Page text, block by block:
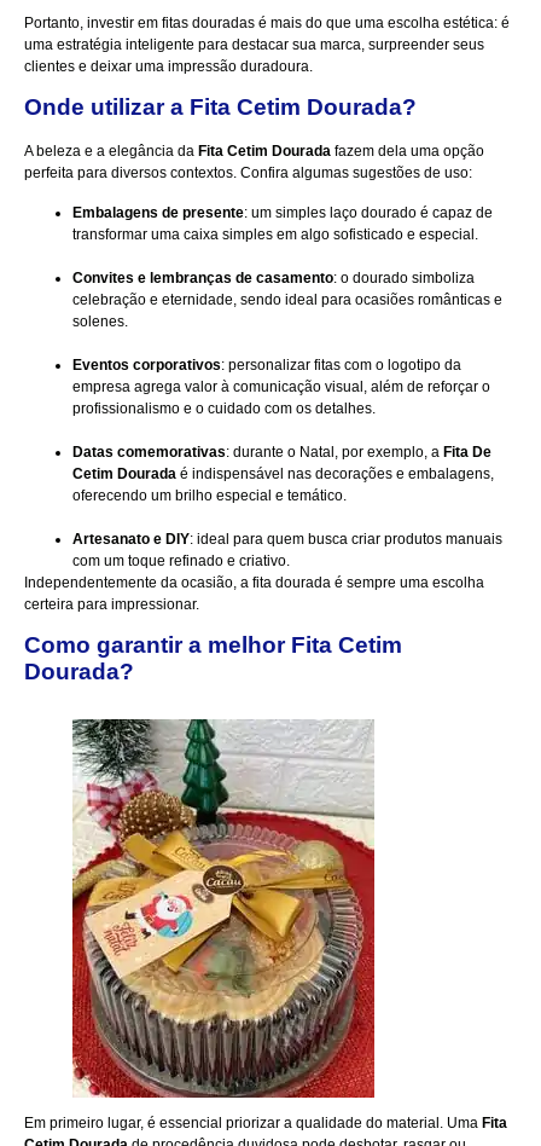
Portanto, investir em fitas douradas é mais do que uma escolha estética: é
uma estratégia inteligente para destacar sua marca, surpreender seus
clientes e deixar uma impressão duradoura.
Onde utilizar a Fita Cetim Dourada?
A beleza e a elegância da Fita Cetim Dourada fazem dela uma opção
perfeita para diversos contextos. Confira algumas sugestões de uso:
Embalagens de presente: um simples laço dourado é capaz de
transformar uma caixa simples em algo sofisticado e especial.
Convites e lembranças de casamento: o dourado simboliza
celebração e eternidade, sendo ideal para ocasiões românticas e
solenes.
Eventos corporativos: personalizar fitas com o logotipo da
empresa agrega valor à comunicação visual, além de reforçar o
profissionalismo e o cuidado com os detalhes.
Datas comemorativas: durante o Natal, por exemplo, a Fita De
Cetim Dourada é indispensável nas decorações e embalagens,
oferecendo um brilho especial e temático.
Artesanato e DIY: ideal para quem busca criar produtos manuais
com um toque refinado e criativo.
Independentemente da ocasião, a fita dourada é sempre uma escolha
certeira para impressionar.
Como garantir a melhor Fita Cetim
Dourada?
Em primeiro lugar, é essencial priorizar a qualidade do material. Uma Fita